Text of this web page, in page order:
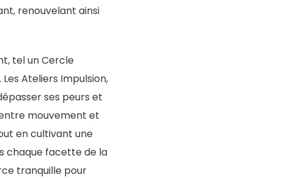
renouvelant ainsi
tel un Cercle
Ateliers Impulsion,
ses peurs et
mouvement et
en cultivant une
chaque facette de la
tranquille pour